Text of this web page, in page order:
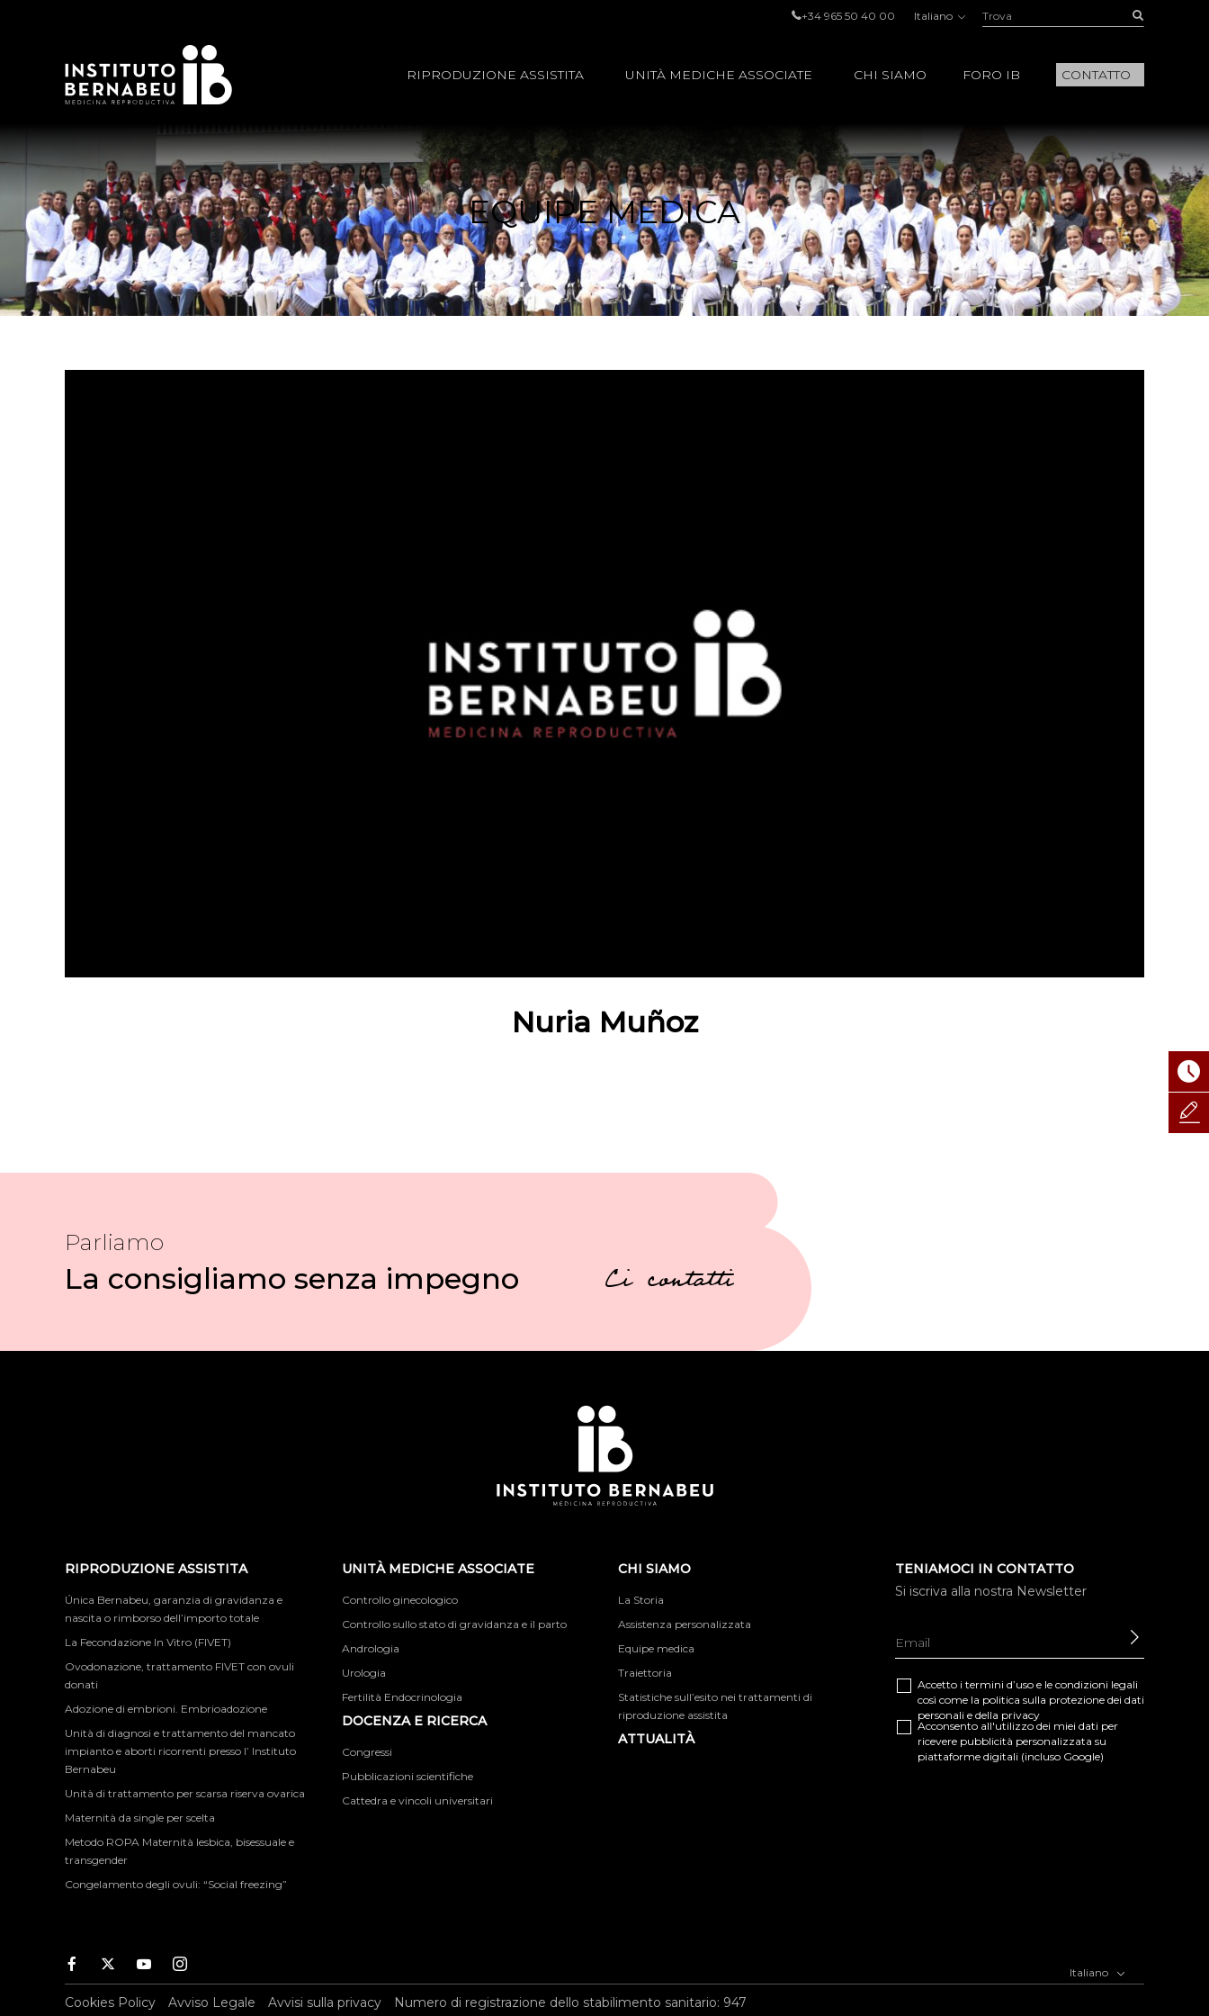
+34 965 50 40 00 Italiano Trova:
RIPRODUZIONE ASSISTITA UNITÀ MEDICHE ASSOCIATE CHI SIAMO FORO IB CONTATTO
EQUIPE MEDICA
Nuria Muñoz
Parliamo
La consigliamo senza impegno Ci contatti
RIPRODUZIONE ASSISTITA
Única Bernabeu, garanzia di gravidanza e
nascita o rimborso dell’importo totale
La Fecondazione In Vitro (FIVET)
Ovodonazione, trattamento FIVET con ovuli
donati
Adozione di embrioni. Embrioadozione
Unità di diagnosi e trattamento del mancato
impianto e aborti ricorrenti presso l’ Instituto
Bernabeu
Unità di trattamento per scarsa riserva ovarica
Maternità da single per scelta
Metodo ROPA Maternità lesbica, bisessuale e
transgender
Congelamento degli ovuli: “Social freezing”
UNITÀ MEDICHE ASSOCIATE
Controllo ginecologico
Controllo sullo stato di gravidanza e il parto
Andrologia
Urologia
Fertilità Endocrinologia
DOCENZA E RICERCA
Congressi
Pubblicazioni scientifiche
Cattedra e vincoli universitari
CHI SIAMO
La Storia
Assistenza personalizzata
Equipe medica
Traiettoria
Statistiche sull’esito nei trattamenti di
riproduzione assistita
ATTUALITÀ
TENIAMOCI IN CONTATTO
Si iscriva alla nostra Newsletter
Accetto i termini d’uso e le condizioni legali
così come la politica sulla protezione dei dati
personali e della privacy
Acconsento all'utilizzo dei miei dati per
ricevere pubblicità personalizzata su
piattaforme digitali (incluso Google)
Facebook
TwitterYoutubeInstagram Italiano
Cookies Policy Avviso Legale Avvisi sulla privacy Numero di registrazione dello stabilimento sanitario: 947